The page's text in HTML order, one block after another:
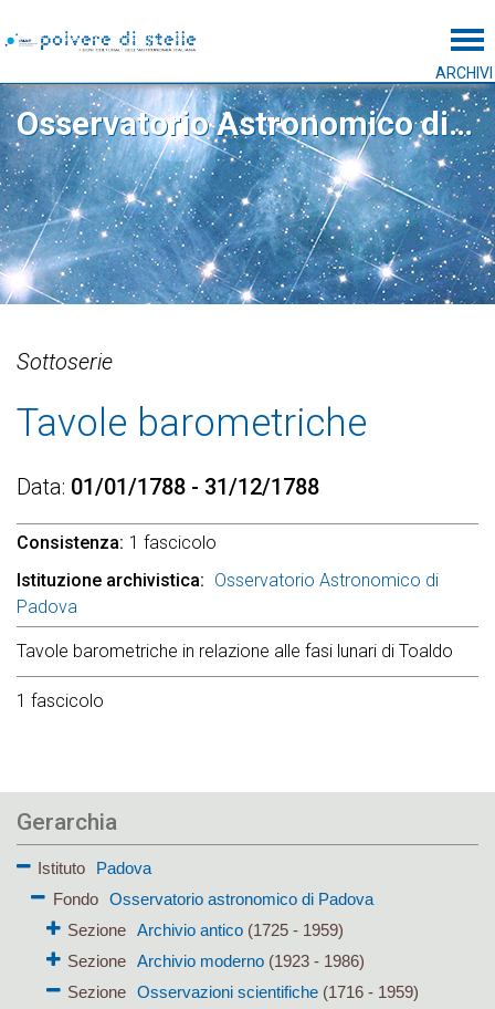
ARCHIVI
Osservatorio Astronomico di Padova
Sottoserie
Tavole barometriche
Data 01/01/1788 - 31/12/1788
Consistenza 1 fascicolo
Istituzione archivistica
Osservatorio Astronomico di
Padova
Tavole barometriche in relazione alle fasi lunari di Toaldo
1 fascicolo
Gerarchia
Istituto
Padova
Fondo
Osservatorio astronomico di Padova
Sezione Archivio antico(1725 - 1959)
Sezione Archivio moderno(1923 - 1986)
Sezione Osservazioni scientifiche(1716 - 1959)